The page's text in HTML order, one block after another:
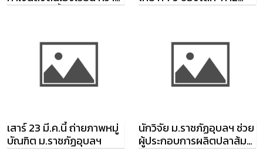
เกียรตินิยมทั้งคู่
Impact Ranking 2020
เสาร์ 23 มี.ค.นี้ ถ่ายภาพหมู่
บัณฑิต ม.ราชภัฏอุบลฯ
นักวิจัย ม.ราชภัฏอุบลฯ ช่วย
ผู้ประกอบการผลิตปลาส้ม
ปลอดพยาธิ 100%